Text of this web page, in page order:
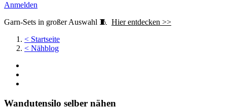
Anmelden
Garn-Sets in großer Auswahl 🧵 Hier entdecken >>
< Startseite
< Nähblog
Wandutensilo selber nähen